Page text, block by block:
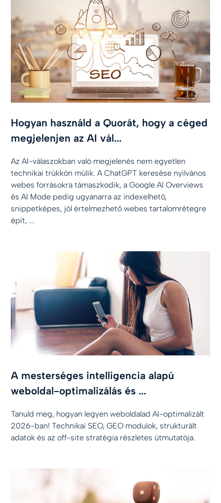
Hogyan használd a Quorát, hogy a céged
megjelenjen az AI vál...
Az AI-válaszokban való megjelenés nem egyetlen
technikai trükkön múlik. A ChatGPT keresése nyilvános
webes forrásokra támaszkodik, a Google AI Overviews
és AI Mode pedig ugyanarra az indexelhető,
snippetképes, jól értelmezhető webes tartalomrétegre
épít, ...
A mesterséges intelligencia alapú
weboldal-optimalizálás és ...
Tanuld meg, hogyan legyen weboldalad AI-optimalizált
2026-ban! Technikai SEO, GEO modulok, strukturált
adatok és az off-site stratégia részletes útmutatója.